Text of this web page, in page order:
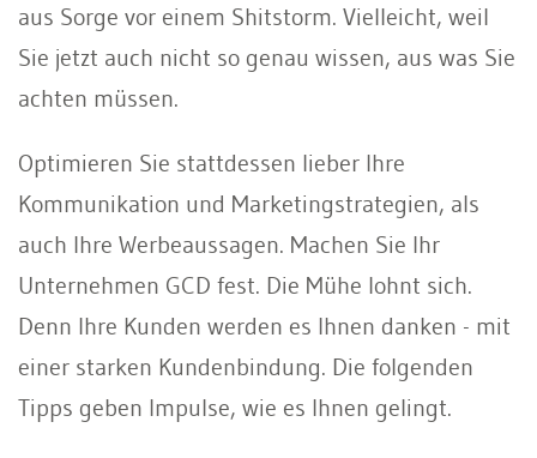
aus Sorge vor einem Shitstorm. Vielleicht, weil
Sie jetzt auch nicht so genau wissen, aus was Sie
achten müssen.
Optimieren Sie stattdessen lieber Ihre
Kommunikation und Marketingstrategien, als
auch Ihre Werbeaussagen. Machen Sie Ihr
Unternehmen GCD fest. Die Mühe lohnt sich.
Denn Ihre Kunden werden es Ihnen danken - mit
einer starken Kundenbindung. Die folgenden
Tipps geben Impulse, wie es Ihnen gelingt.